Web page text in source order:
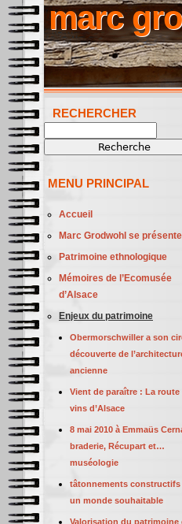
marc
RECHERCHER
MENU PRINCIPAL
Accueil
Marc Grodwohl se présente
Patrimoine ethnologique
Mémoires de l’Ecomusée
d’Alsace
Enjeux du patrimoine
Obermorschwiller a son
découverte de
ancienne
Vient de paraître : La route
vins d’Alsace
8 mai 2010 à Emmaüs
braderie, Récupart et…
muséologie
tâtonnements constructifs
un monde souhaitable
Valorisation du patrimoine